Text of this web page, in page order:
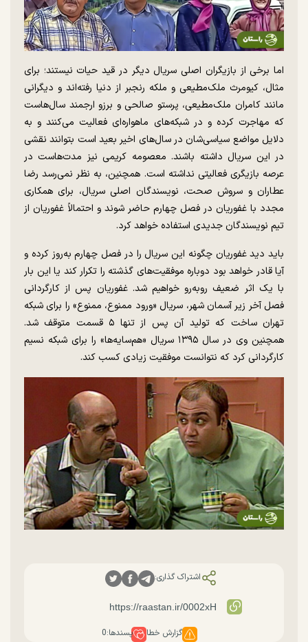
اما برخی از بازیگران اصلی سریال دیگر در قید حیات نیستند؛ برای
مثال، کیومرث ملک‌مطیعی و ملکه رنجبر از دنیا رفته‌اند و دیگرانی
مانند کامران ملک‌مطیعی، پرستو صالحی و برزو ارجمند سال‌هاست
که مهاجرت کرده و در شبکه‌های ماهواره‌ای فعالیت می‌کنند و به
دلایل مواضع سیاسی‌شان در سال‌های اخیر بعید است بتوانند نقشی
در این سریال داشته باشند. معصومه کریمی نیز مدت‌هاست در
عرصه بازیگری فعالیتی نداشته است. همچنین، به نظر نمی‌رسد رضا
عطاران و سروش صحت، نویسندگان اصلی سریال، برای همکاری
مجدد با غفوریان در فصل چهارم حاضر شوند و احتمالاً غفوریان از
تیم نویسندگان جدیدی استفاده خواهد کرد.
باید دید غفوریان چگونه این سریال را در فصل چهارم به‌روز کرده و
آیا قادر خواهد بود دوباره موفقیت‌های گذشته را تکرار کند یا این بار
با یک اثر ضعیف روبه‌رو خواهیم شد. غفوریان پس از کارگردانی
فصل آخر زیر آسمان شهر، سریال «ورود ممنوع، ممنوع» را برای شبکه
تهران ساخت که تولید آن پس از تنها ۵ قسمت متوقف شد.
همچنین وی در سال ۱۳۹۵ سریال «هم‌سایه‌ها» را برای شبکه نسیم
کارگردانی کرد که نتوانست موفقیت زیادی کسب کند.
اشتراک گذاری:
گزارش خطا پسندها:0